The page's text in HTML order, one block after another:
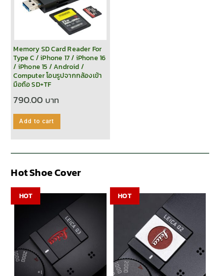
Memory SD Card Reader For
Type C / iPhone 17 / iPhone 16
/ iPhone 15 / Android /
Computer โอนรูปจากกล้องเข้า
มือถือ SD+TF
790.00
Add to cart
Hot Shoe Cover
HOT HOT